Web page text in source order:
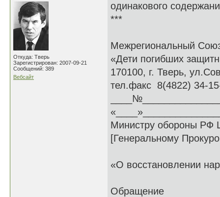
Откуда: Тверь
Зарегистрирован: 2007-09-21
Сообщений: 389
Вебсайт
одинакового
***
Межрегиональный
«Дети погибших
170100, г. Тверь,
тел.факс 8(4822) 34-
Министру обороны РФ
[Генеральному
«О восстановлении
Обращение